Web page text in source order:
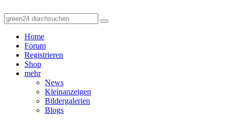
Home
Forum
Registrieren
Shop
mehr
News
Kleinanzeigen
Bildergalerien
Blogs